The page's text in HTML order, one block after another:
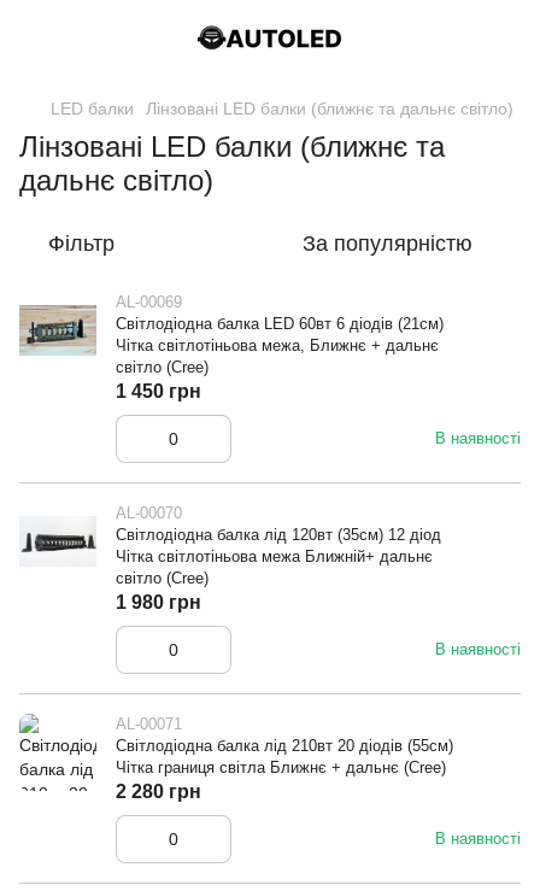
LED балки Лінзовані LED балки (ближнє та дальнє світло)
Лінзовані LED балки (ближнє та
дальнє світло)
Фільтр За популярністю
AL-00069
Світлодіодна балка LED 60вт 6 діодів (21см)
Чітка світлотіньова межа, Ближнє + дальнє
світло (Cree)
В наявності
1 450 грн
AL-00070
Світлодіодна балка лід 120вт (35см) 12 діод
Чітка світлотіньова межа Ближній+ дальнє
світло (Cree)
В наявності
1 980 грн
AL-00071
Світлодіодна балка лід 210вт 20 діодів (55см)
Чітка границя світла Ближнє + дальнє (Cree)
В наявності
2 280 грн